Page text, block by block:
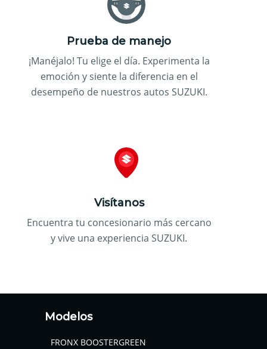
Prueba de manejo
¡Manéjalo! Tu elige el día. Experimenta la
emoción y siente la diferencia en el
desempeño de nuestros autos SUZUKI.
Visítanos
Encuentra tu concesionario más cercano
y vive una experiencia SUZUKI.
Modelos
FRONX BOOSTERGREEN